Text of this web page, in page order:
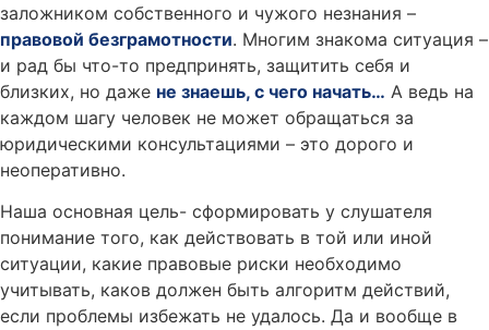
заложником собственного и чужого незнания –
правовой безграмотности. Многим знакома ситуация –
и рад бы что-то предпринять, защитить себя и
близких, но даже не знаешь, с чего начать… А ведь на
каждом шагу человек не может обращаться за
юридическими консультациями – это дорого и
неоперативно.
Наша основная цель- сформировать у слушателя
понимание того, как действовать в той или иной
ситуации, какие правовые риски необходимо
учитывать, каков должен быть алгоритм действий,
если проблемы избежать не удалось. Да и вообще в